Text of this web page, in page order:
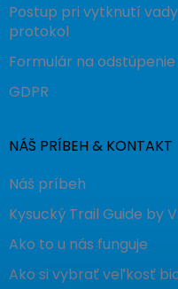
Postup pri vytknutí
protokol
Formulár na
GDPR
NÁŠ PRÍBEH & KONTAKT
Náš príbeh
Kysucký Trail Guide by
Ako to u nás funguje
Ako si vybrať veľkosť